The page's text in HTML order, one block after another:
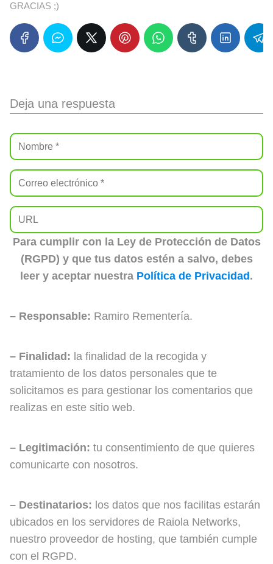
GRACIAS ;)
Deja una respuesta
Para cumplir con la Ley de Protección de Datos
(RGPD) y que tus datos estén a salvo, debes
leer y aceptar nuestra Política de Privacidad .
– Responsable: Ramiro Rementería.
– Finalidad: la finalidad de la recogida y
tratamiento de los datos personales que te
solicitamos es para gestionar los comentarios que
realizas en este sitio web.
– Legitimación: tu consentimiento de que quieres
comunicarte con nosotros.
– Destinatarios: los datos que nos facilitas estarán
ubicados en los servidores de Raiola Networks,
nuestro proveedor de hosting, que también cumple
con el RGPD.